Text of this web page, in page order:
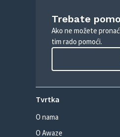
Trebate
Ako ne možete
tim rado pomoći.
Tvrtka
O nama
O Awaze